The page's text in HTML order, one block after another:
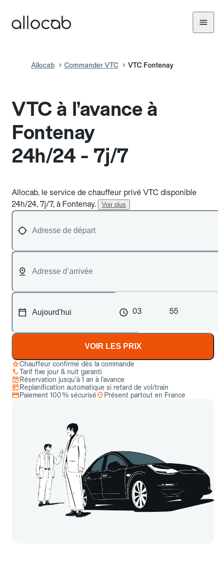
Allocab Commander VTC VTC Fontenay
VTC à l’avance à
Fontenay
24h/24 - 7j/7
Allocab, le service de chauffeur privé VTC disponible
24h/24, 7j/7, à Fontenay.
Voir plus
03 55
VOIR LES PRIX
Chauffeur confirmé dès la commande
Tarif fixe jour & nuit garanti
Réservation jusqu’à 1 an à l’avance
Replanification automatique si retard de vol/train
Paiement 100 % sécurisé
Présent partout en France